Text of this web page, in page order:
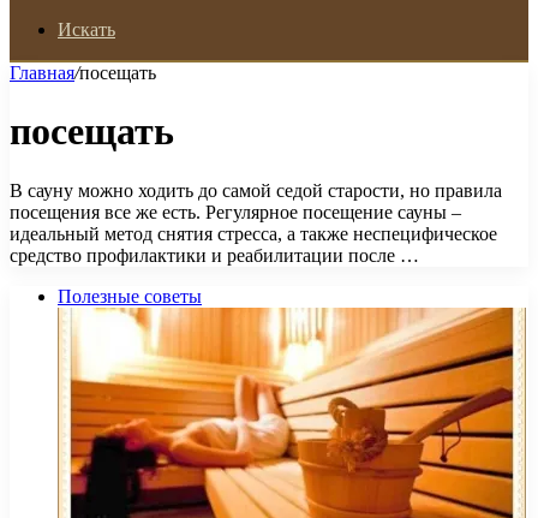
Искать
Главная/посещать
посещать
В сауну можно ходить до самой седой старости, но правила
посещения все же есть. Регулярное посещение сауны –
идеальный метод снятия стресса, а также неспецифическое
средство профилактики и реабилитации после …
Полезные советы